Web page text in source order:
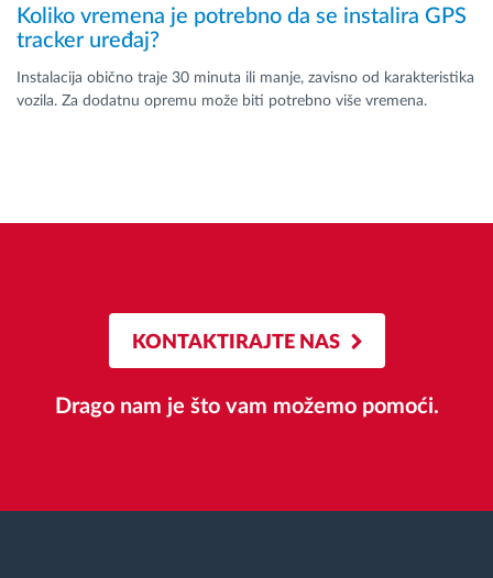
Koliko vremena je potrebno da se instalira GPS
tracker uređaj?
Instalacija obično traje 30 minuta ili manje, zavisno od karakteristika
vozila. Za dodatnu opremu može biti potrebno više vremena.
KONTAKTIRAJTE NAS
Drago nam je što vam možemo pomoći.